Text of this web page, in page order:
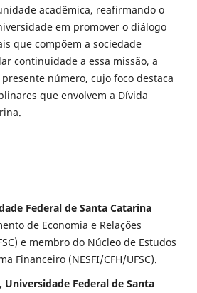
acadêmica, reafirmando o
em promover o diálogo
que compõem a sociedade
continuidade a essa missão, a
número, cujo foco destaca
que envolvem a Dívida
Federal de Santa Catarina
de Economia e Relações
e membro do Núcleo de Estudos
Financeiro (NESFI/CFH/UFSC).
Federal de Santa